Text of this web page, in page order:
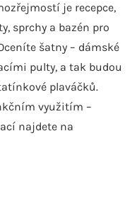
je recepce,
sprchy a bazén pro
šatny – dámské
pulty, a tak budou
plaváčků.
využitím –
najdete na